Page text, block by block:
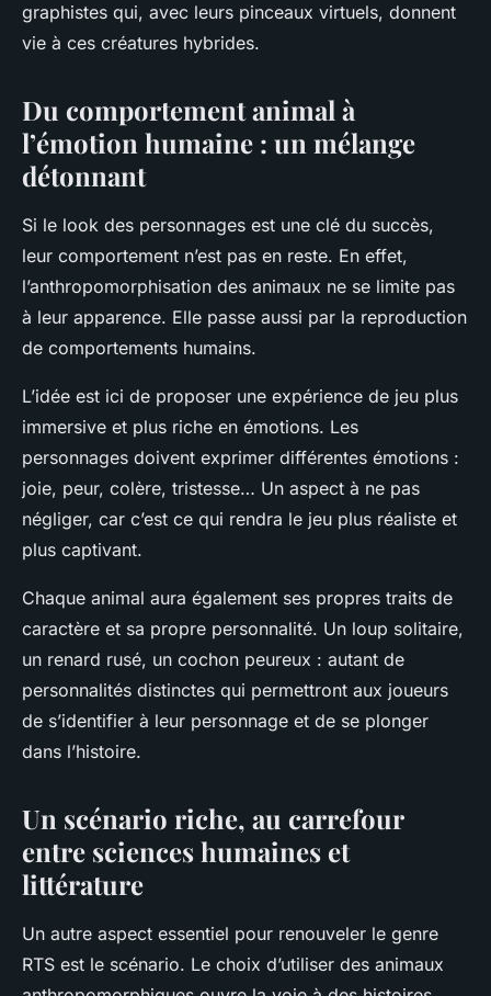
graphistes qui, avec leurs pinceaux virtuels, donnent
vie à ces créatures hybrides.
Du comportement animal à
l’émotion humaine : un mélange
détonnant
Si le look des personnages est une clé du succès,
leur comportement n’est pas en reste. En effet,
l’anthropomorphisation des animaux ne se limite pas
à leur apparence. Elle passe aussi par la reproduction
de comportements humains.
L’idée est ici de proposer une expérience de jeu plus
immersive et plus riche en émotions. Les
personnages doivent exprimer différentes émotions :
joie, peur, colère, tristesse… Un aspect à ne pas
négliger, car c’est ce qui rendra le jeu plus réaliste et
plus captivant.
Chaque animal aura également ses propres traits de
caractère et sa propre personnalité. Un loup solitaire,
un renard rusé, un cochon peureux : autant de
personnalités distinctes qui permettront aux joueurs
de s’identifier à leur personnage et de se plonger
dans l’histoire.
Un scénario riche, au carrefour
entre sciences humaines et
littérature
Un autre aspect essentiel pour renouveler le genre
RTS est le scénario. Le choix d’utiliser des animaux